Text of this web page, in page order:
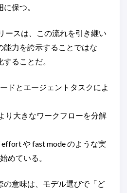
保つ。
ースは、この流れを引き継い
能力を誇示することではな
ることだ。
ドとエージェントタスクによ
り大きなワークフローを分解
や fast mode のような実
めている。
の意味は、モデル選びで「ど